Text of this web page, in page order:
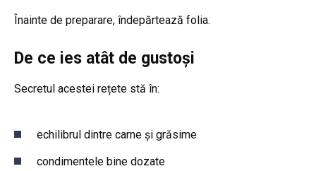
Înainte de preparare, îndepărtează folia.
De ce ies atât de gustoși
Secretul acestei rețete stă în:
echilibrul dintre carne și grăsime
condimentele bine dozate